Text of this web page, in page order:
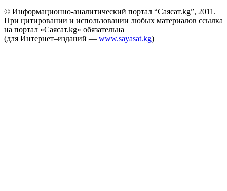
© Информационно-аналитический портал “Саясат.kg”, 2011.
При цитировании и использовании любых материалов ссылка
на портал «Саясат.kg» обязательна
(для Интернет–изданий — www.sayasat.kg)